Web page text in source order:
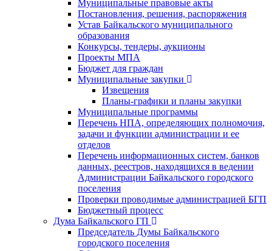
Муниципальные правовые акты
Постановления, решения, распоряжения
Устав Байкальского муниципального
образования
Конкурсы, тендеры, аукционы
Проекты МПА
Бюджет для граждан
Муниципальные закупки
Извещения
Планы-графики и планы закупки
Муниципальные программы
Перечень НПА, определяющих полномочия,
задачи и функции администрации и ее
отделов
Перечень информационных систем, банков
данных, реестров, находящихся в ведении
Администрации Байкальского городского
поселения
Проверки проводимые администрацией БГП
Бюджетный процесс
Дума Байкальского ГП
Председатель Думы Байкальского
городского поселения